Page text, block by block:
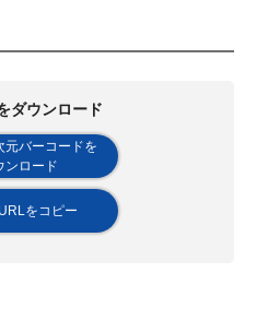
ダウンロード
元バーコードを
ンロード
をコピー